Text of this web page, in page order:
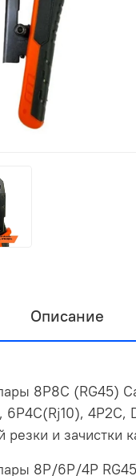
Описание
8P8C (RG45)
и зачистки
8P/6P/4P